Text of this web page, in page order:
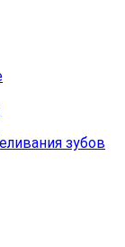
зубов